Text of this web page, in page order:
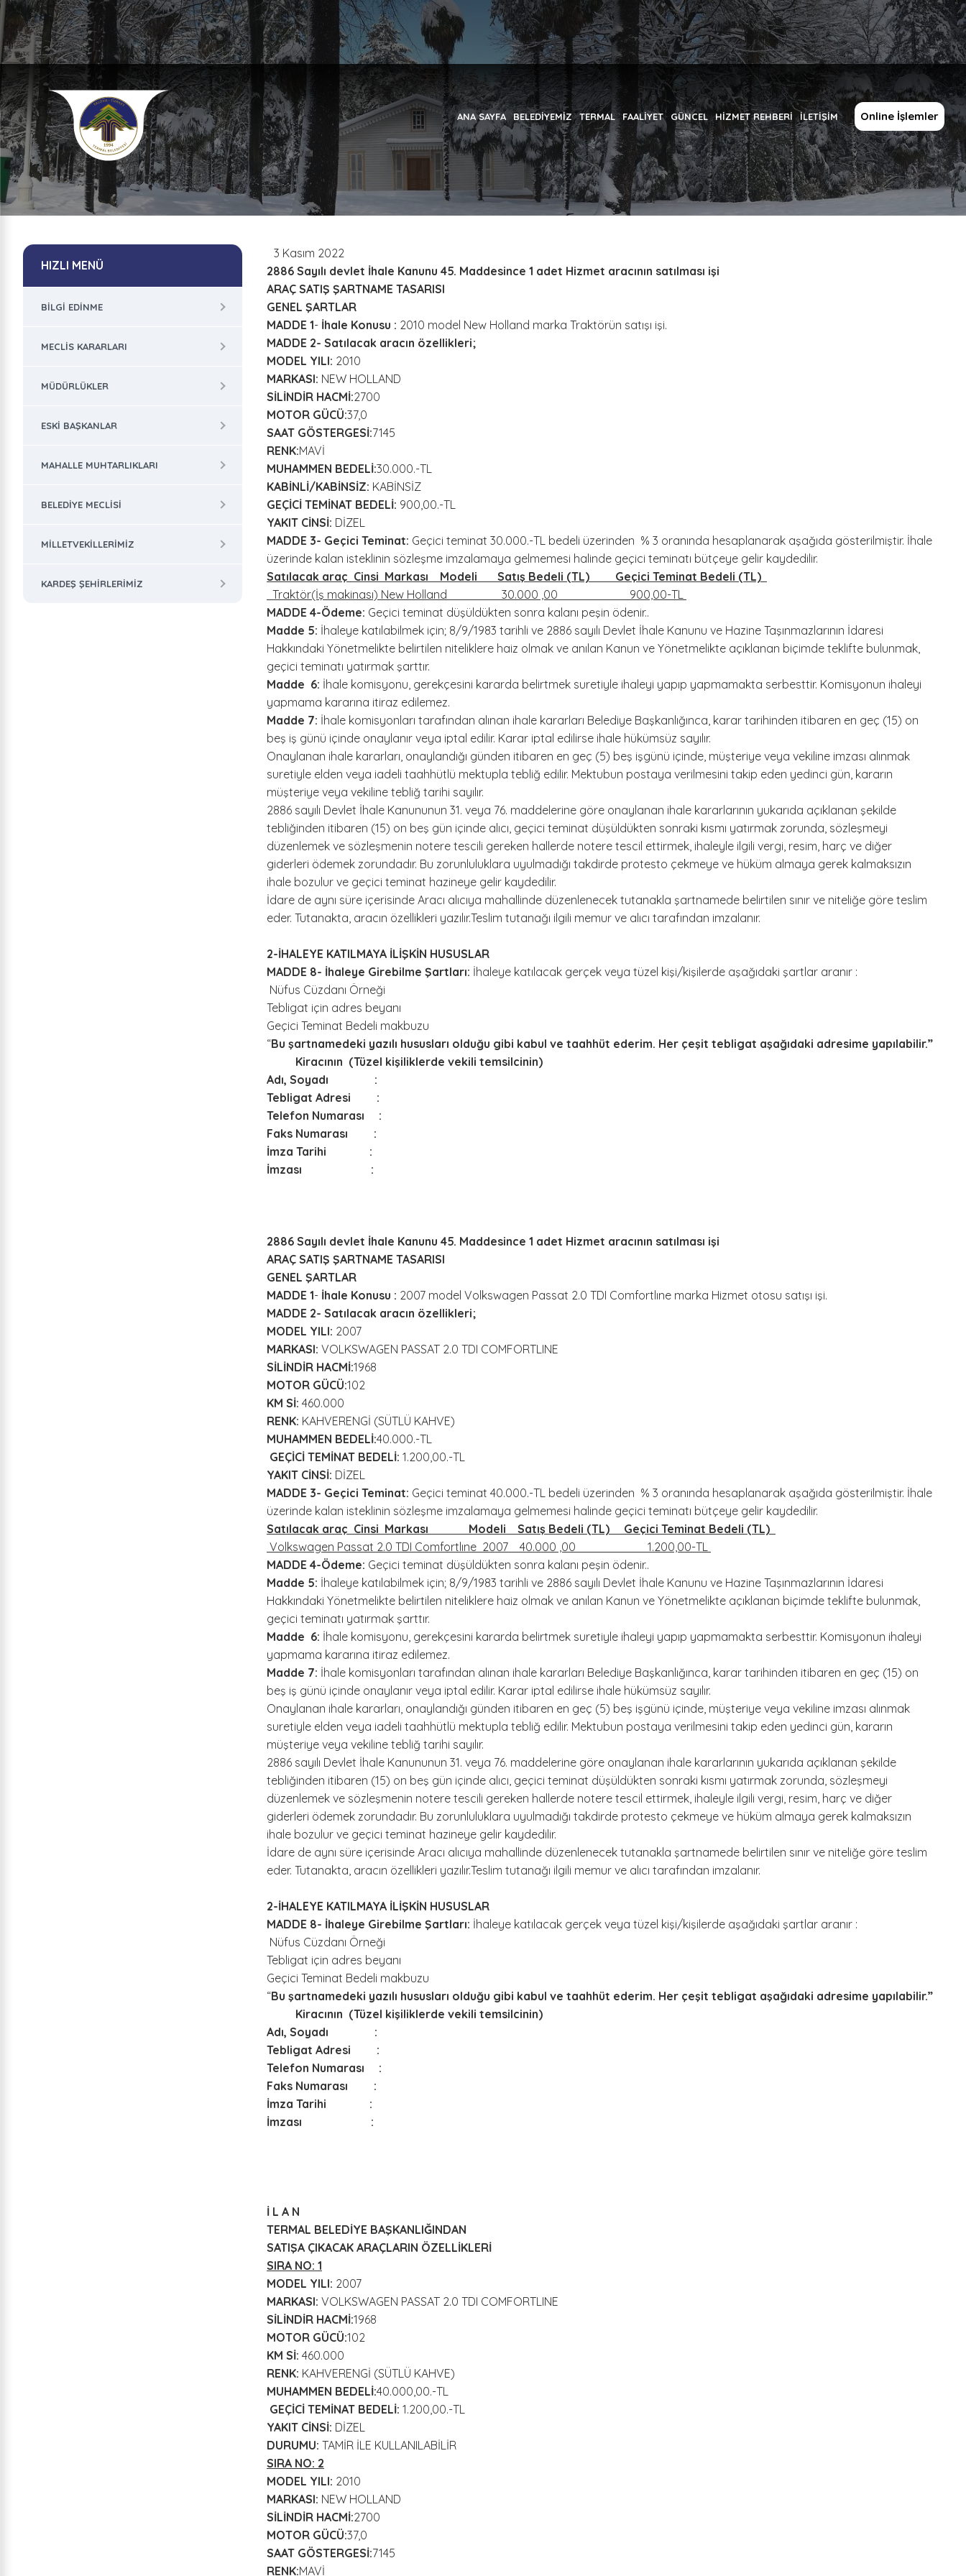
ANA SAYFA BELEDİYEMİZ TERMAL FAALİYET GÜNCEL HİZMET REHBERİ İLETİŞİM Online İşlemler
3 Kasım 2022
2886 Sayılı devlet İhale Kanunu 45. Maddesince 1 adet Hizmet aracının satılması işi
ARAÇ SATIŞ ŞARTNAME TASARISI
GENEL ŞARTLAR
MADDE 1- İhale Konusu : 2010 model New Holland marka Traktörün satışı işi.
MADDE 2- Satılacak aracın özellikleri;
MODEL YILI: 2010
MARKASI: NEW HOLLAND
SİLİNDİR HACMİ:2700
MOTOR GÜCÜ:37,0
SAAT GÖSTERGESİ:7145
RENK:MAVİ
MUHAMMEN BEDELİ:30.000.-TL
KABİNLİ/KABİNSİZ: KABİNSİZ
GEÇİCİ TEMİNAT BEDELİ: 900,00.-TL
YAKIT CİNSİ: DİZEL
MADDE 3- Geçici Teminat: Geçici teminat 30.000.-TL bedeli üzerinden % 3 oranında hesaplanarak aşağıda gösterilmiştir. İhale
üzerinde kalan isteklinin sözleşme imzalamaya gelmemesi halinde geçici teminatı bütçeye gelir kaydedilir.
Satılacak araç Cinsi Markası Modeli Satış Bedeli (TL) Geçici Teminat Bedeli (TL)
Traktör(İş makinası) New Holland 30.000 ,00 900,00-TL
MADDE 4-Ödeme: Geçici teminat düşüldükten sonra kalanı peşin ödenir..
Madde 5: İhaleye katılabilmek için; 8/9/1983 tarihli ve 2886 sayılı Devlet İhale Kanunu ve Hazine Taşınmazlarının İdaresi
Hakkındaki Yönetmelikte belirtilen niteliklere haiz olmak ve anılan Kanun ve Yönetmelikte açıklanan biçimde teklifte bulunmak,
geçici teminatı yatırmak şarttır.
Madde 6: İhale komisyonu, gerekçesini kararda belirtmek suretiyle ihaleyi yapıp yapmamakta serbesttir. Komisyonun ihaleyi
yapmama kararına itiraz edilemez.
Madde 7: İhale komisyonları tarafından alınan ihale kararları Belediye Başkanlığınca, karar tarihinden itibaren en geç (15) on
beş iş günü içinde onaylanır veya iptal edilir. Karar iptal edilirse ihale hükümsüz sayılır.
Onaylanan ihale kararları, onaylandığı günden itibaren en geç (5) beş işgünü içinde, müşteriye veya vekiline imzası alınmak
suretiyle elden veya iadeli taahhütlü mektupla tebliğ edilir. Mektubun postaya verilmesini takip eden yedinci gün, kararın
müşteriye veya vekiline tebliğ tarihi sayılır.
2886 sayılı Devlet İhale Kanununun 31. veya 76. maddelerine göre onaylanan ihale kararlarının yukarıda açıklanan şekilde
tebliğinden itibaren (15) on beş gün içinde alıcı, geçici teminat düşüldükten sonraki kısmı yatırmak zorunda, sözleşmeyi
düzenlemek ve sözleşmenin notere tescili gereken hallerde notere tescil ettirmek, ihaleyle ilgili vergi, resim, harç ve diğer
giderleri ödemek zorundadır. Bu zorunluluklara uyulmadığı takdirde protesto çekmeye ve hüküm almaya gerek kalmaksızın
ihale bozulur ve geçici teminat hazineye gelir kaydedilir.
İdare de aynı süre içerisinde Aracı alıcıya mahallinde düzenlenecek tutanakla şartnamede belirtilen sınır ve niteliğe göre teslim
eder. Tutanakta, aracın özellikleri yazılır.Teslim tutanağı ilgili memur ve alıcı tarafından imzalanır.
2-İHALEYE KATILMAYA İLİŞKİN HUSUSLAR
MADDE 8- İhaleye Girebilme Şartları: İhaleye katılacak gerçek veya tüzel kişi/kişilerde aşağıdaki şartlar aranır :
Nüfus Cüzdanı Örneği
Tebligat için adres beyanı
Geçici Teminat Bedeli makbuzu
“Bu şartnamedeki yazılı hususları olduğu gibi kabul ve taahhüt ederim. Her çeşit tebligat aşağıdaki adresime yapılabilir.”
Kiracının (Tüzel kişiliklerde vekili temsilcinin)
Adı, Soyadı :
Tebligat Adresi :
Telefon Numarası :
Faks Numarası :
İmza Tarihi :
İmzası :
2886 Sayılı devlet İhale Kanunu 45. Maddesince 1 adet Hizmet aracının satılması işi
ARAÇ SATIŞ ŞARTNAME TASARISI
GENEL ŞARTLAR
MADDE 1- İhale Konusu : 2007 model Volkswagen Passat 2.0 TDI Comfortlıne marka Hizmet otosu satışı işi.
MADDE 2- Satılacak aracın özellikleri;
MODEL YILI: 2007
MARKASI: VOLKSWAGEN PASSAT 2.0 TDI COMFORTLINE
SİLİNDİR HACMİ:1968
MOTOR GÜCÜ:102
KM Sİ: 460.000
RENK: KAHVERENGİ (SÜTLÜ KAHVE)
MUHAMMEN BEDELİ:40.000.-TL
GEÇİCİ TEMİNAT BEDELİ: 1.200,00.-TL
YAKIT CİNSİ: DİZEL
MADDE 3- Geçici Teminat: Geçici teminat 40.000.-TL bedeli üzerinden % 3 oranında hesaplanarak aşağıda gösterilmiştir. İhale
üzerinde kalan isteklinin sözleşme imzalamaya gelmemesi halinde geçici teminatı bütçeye gelir kaydedilir.
Satılacak araç Cinsi Markası Modeli Satış Bedeli (TL) Geçici Teminat Bedeli (TL)
Volkswagen Passat 2.0 TDI Comfortlıne 2007 40.000 ,00 1.200,00-TL
MADDE 4-Ödeme: Geçici teminat düşüldükten sonra kalanı peşin ödenir..
Madde 5: İhaleye katılabilmek için; 8/9/1983 tarihli ve 2886 sayılı Devlet İhale Kanunu ve Hazine Taşınmazlarının İdaresi
Hakkındaki Yönetmelikte belirtilen niteliklere haiz olmak ve anılan Kanun ve Yönetmelikte açıklanan biçimde teklifte bulunmak,
geçici teminatı yatırmak şarttır.
Madde 6: İhale komisyonu, gerekçesini kararda belirtmek suretiyle ihaleyi yapıp yapmamakta serbesttir. Komisyonun ihaleyi
yapmama kararına itiraz edilemez.
Madde 7: İhale komisyonları tarafından alınan ihale kararları Belediye Başkanlığınca, karar tarihinden itibaren en geç (15) on
beş iş günü içinde onaylanır veya iptal edilir. Karar iptal edilirse ihale hükümsüz sayılır.
Onaylanan ihale kararları, onaylandığı günden itibaren en geç (5) beş işgünü içinde, müşteriye veya vekiline imzası alınmak
suretiyle elden veya iadeli taahhütlü mektupla tebliğ edilir. Mektubun postaya verilmesini takip eden yedinci gün, kararın
müşteriye veya vekiline tebliğ tarihi sayılır.
2886 sayılı Devlet İhale Kanununun 31. veya 76. maddelerine göre onaylanan ihale kararlarının yukarıda açıklanan şekilde
tebliğinden itibaren (15) on beş gün içinde alıcı, geçici teminat düşüldükten sonraki kısmı yatırmak zorunda, sözleşmeyi
düzenlemek ve sözleşmenin notere tescili gereken hallerde notere tescil ettirmek, ihaleyle ilgili vergi, resim, harç ve diğer
giderleri ödemek zorundadır. Bu zorunluluklara uyulmadığı takdirde protesto çekmeye ve hüküm almaya gerek kalmaksızın
ihale bozulur ve geçici teminat hazineye gelir kaydedilir.
İdare de aynı süre içerisinde Aracı alıcıya mahallinde düzenlenecek tutanakla şartnamede belirtilen sınır ve niteliğe göre teslim
eder. Tutanakta, aracın özellikleri yazılır.Teslim tutanağı ilgili memur ve alıcı tarafından imzalanır.
2-İHALEYE KATILMAYA İLİŞKİN HUSUSLAR
MADDE 8- İhaleye Girebilme Şartları: İhaleye katılacak gerçek veya tüzel kişi/kişilerde aşağıdaki şartlar aranır :
Nüfus Cüzdanı Örneği
Tebligat için adres beyanı
Geçici Teminat Bedeli makbuzu
“Bu şartnamedeki yazılı hususları olduğu gibi kabul ve taahhüt ederim. Her çeşit tebligat aşağıdaki adresime yapılabilir.”
Kiracının (Tüzel kişiliklerde vekili temsilcinin)
Adı, Soyadı :
Tebligat Adresi :
Telefon Numarası :
Faks Numarası :
İmza Tarihi :
İmzası :
İ L A N
TERMAL BELEDİYE BAŞKANLIĞINDAN
SATIŞA ÇIKACAK ARAÇLARIN ÖZELLİKLERİ
SIRA NO: 1
MODEL YILI: 2007
MARKASI: VOLKSWAGEN PASSAT 2.0 TDI COMFORTLINE
SİLİNDİR HACMİ:1968
MOTOR GÜCÜ:102
KM Sİ: 460.000
RENK: KAHVERENGİ (SÜTLÜ KAHVE)
MUHAMMEN BEDELİ:40.000,00.-TL
GEÇİCİ TEMİNAT BEDELİ: 1.200,00.-TL
YAKIT CİNSİ: DİZEL
DURUMU: TAMİR İLE KULLANILABİLİR
SIRA NO: 2
MODEL YILI: 2010
MARKASI: NEW HOLLAND
SİLİNDİR HACMİ:2700
MOTOR GÜCÜ:37,0
SAAT GÖSTERGESİ:7145
RENK:MAVİ
HIZLI MENÜ
BILGI EDINME
MECLIS KARARLARI
MÜDÜRLÜKLER
ESKI BAŞKANLAR
MAHALLE MUHTARLIKLARI
BELEDIYE MECLISI
MILLETVEKILLERIMIZ
KARDEŞ ŞEHIRLERIMIZ